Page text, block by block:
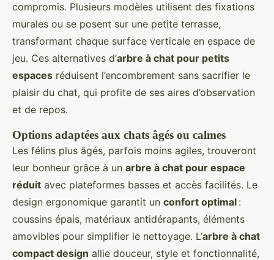
compromis. Plusieurs modèles utilisent des fixations
murales ou se posent sur une petite terrasse,
transformant chaque surface verticale en espace de
jeu. Ces alternatives d’arbre à chat pour petits
espaces réduisent l’encombrement sans sacrifier le
plaisir du chat, qui profite de ses aires d’observation
et de repos.
Options adaptées aux chats âgés ou calmes
Les félins plus âgés, parfois moins agiles, trouveront
leur bonheur grâce à un arbre à chat pour espace
réduit avec plateformes basses et accès facilités. Le
design ergonomique garantit un confort optimal :
coussins épais, matériaux antidérapants, éléments
amovibles pour simplifier le nettoyage. L’arbre à chat
compact design allie douceur, style et fonctionnalité,